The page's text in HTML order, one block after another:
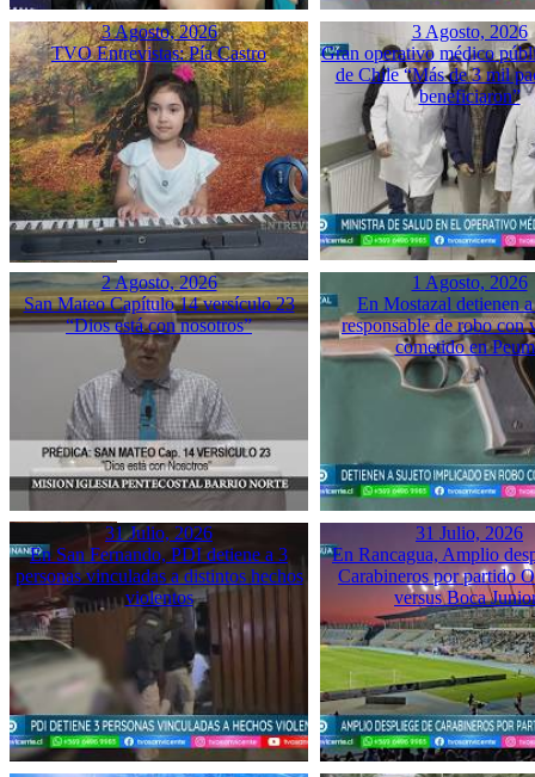
3 Agosto, 2026
TVO Entrevistas: Pía Castro
3 Agosto, 2026
Gran operativo médico
de Chile “Más de 3 mil
beneficiaron”
2 Agosto, 2026
San Mateo Capítulo 14 versículo 23
“Dios está con nosotros”
1 Agosto, 2026
En Mostazal detienen
responsable de robo con
cometido en
31 Julio, 2026
En San Fernando, PDI detiene a 3
personas vinculadas a distintos hechos
violentos
31 Julio, 2026
En Rancagua, Amplio
Carabineros por partido
versus Boca